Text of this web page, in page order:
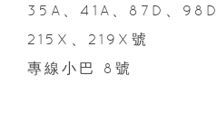
35A、41A、87D、
215X、219X號
專線小巴 8號